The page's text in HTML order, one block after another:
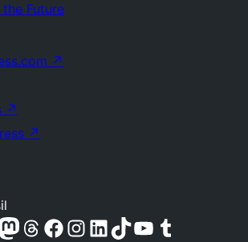
Future
↗
↗
↗
Twitter)
conta do Bluesky
nossa conta do Mastodon
Acessar nossa conta do Threads
Acessar nossa página do Facebook
Acessar nossa conta do Instagram
Acessar nossa conta do LinkedIn
Acessar nossa conta do TikTok
Acessar nosso canal do YouTube
Acessar nossa conta no Tumblr